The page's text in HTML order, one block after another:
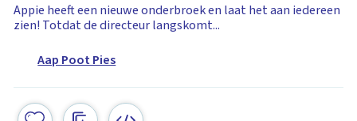
Appie heeft een nieuwe onderbroek en laat het aan iedereen
zien! Totdat de directeur langskomt...
Aap Poot Pies